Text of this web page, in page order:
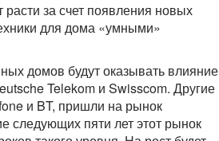
расти за счет появления новых
для дома «умными»
домов будут оказывать влияние
Telekom и Swisscom. Другие
и BT, пришли на рынок
следующих пяти лет этот рынок